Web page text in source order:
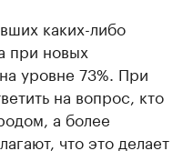
каких-либо
при новых
уровне 73%. При
на вопрос, кто
а более
что это делает